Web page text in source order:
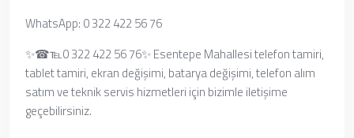
WhatsApp: 0 322 422 56 76
✨☎℡0 322 422 56 76✨ Esentepe Mahallesi telefon tamiri,
tablet tamiri, ekran değişimi, batarya değişimi, telefon alım
satım ve teknik servis hizmetleri için bizimle iletişime
geçebilirsiniz.